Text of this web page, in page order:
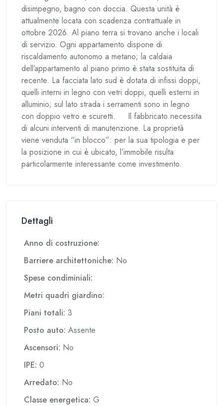
disimpegno, bagno con doccia. Questa unità è
attualmente locata con scadenza contrattuale in
ottobre 2026. Al piano terra si trovano anche i locali
di servizio. Ogni appartamento dispone di
riscaldamento autonomo a metano; la caldaia
dell’appartamento al piano primo è stata sostituita di
recente. La facciata lato sud è dotata di infissi doppi,
quelli interni in legno con vetri doppi, quelli esterni in
alluminio; sul lato strada i serramenti sono in legno
con doppio vetro e scuretti. Il fabbricato necessita
di alcuni interventi di manutenzione. La proprietà
viene venduta “in blocco”: per la sua tipologia e per
la posizione in cui è ubicato, l’immobile risulta
particolarmente interessante come investimento.
Dettagli
Anno di costruzione:
Barriere architettoniche: No
Spese condiminiali:
Metri quadri giardino:
Piani totali: 3
Posto auto: Assente
Ascensori: No
IPE: 0
Arredato: No
Classe energetica: G